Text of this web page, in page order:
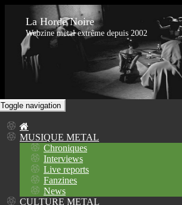
La Horde Noire
Webzine metal extrême depuis 2002
Toggle navigation
MUSIQUE METAL
Chroniques
Interviews
Live reports
Fanzines
News
CULTURE METAL